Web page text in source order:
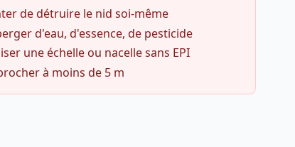
de détruire le nid soi-même
d'eau, d'essence, de pesticide
une échelle ou nacelle sans EPI
à moins de 5 m